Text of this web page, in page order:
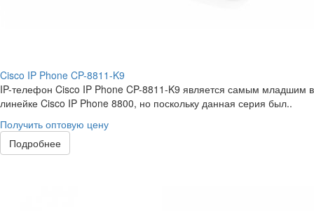
Cisco IP Phone CP-8811-K9
IP-телефон Cisco IP Phone CP-8811-K9 является самым младшим в
линейке Cisco IP Phone 8800, но поскольку данная серия был..
Получить оптовую цену
Подробнее